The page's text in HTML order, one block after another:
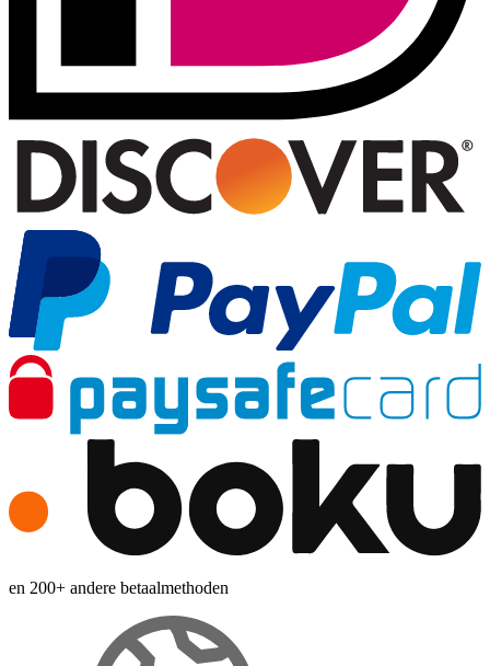
en 200+ andere betaalmethoden